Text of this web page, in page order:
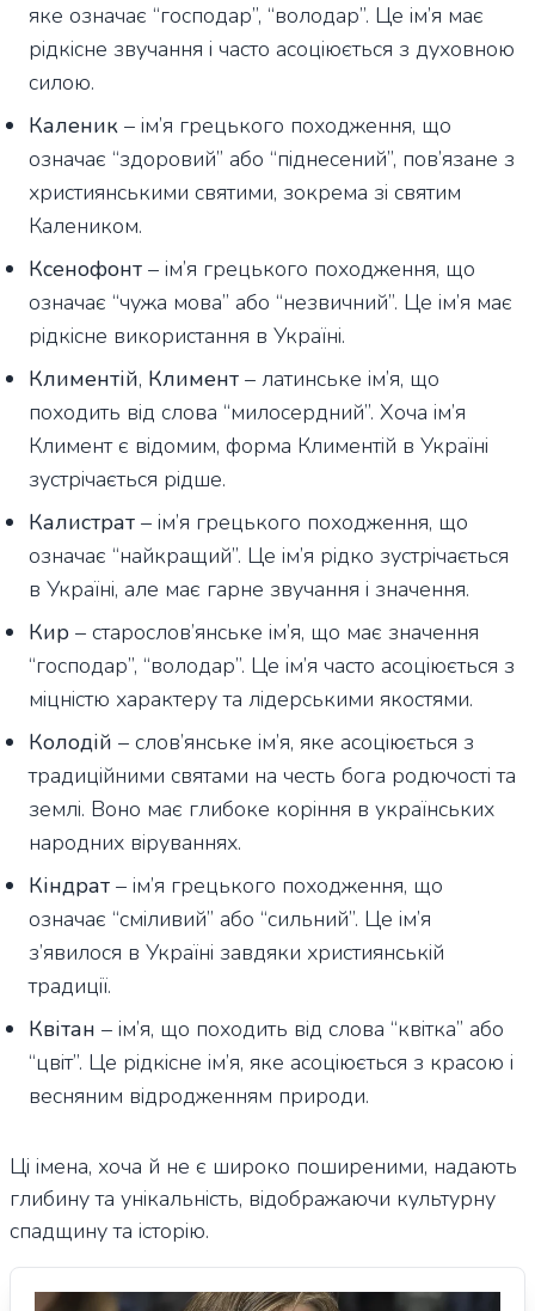
яке означає “господар”, “володар”. Це ім’я має
рідкісне звучання і часто асоціюється з духовною
силою.
Каленик – ім’я грецького походження, що
означає “здоровий” або “піднесений”, пов’язане з
християнськими святими, зокрема зі святим
Калеником.
Ксенофонт – ім’я грецького походження, що
означає “чужа мова” або “незвичний”. Це ім’я має
рідкісне використання в Україні.
Климентій, Климент – латинське ім’я, що
походить від слова “милосердний”. Хоча ім’я
Климент є відомим, форма Климентій в Україні
зустрічається рідше.
Калистрат – ім’я грецького походження, що
означає “найкращий”. Це ім’я рідко зустрічається
в Україні, але має гарне звучання і значення.
Кир – старослов’янське ім’я, що має значення
“господар”, “володар”. Це ім’я часто асоціюється з
міцністю характеру та лідерськими якостями.
Колодій – слов’янське ім’я, яке асоціюється з
традиційними святами на честь бога родючості та
землі. Воно має глибоке коріння в українських
народних віруваннях.
Кіндрат – ім’я грецького походження, що
означає “сміливий” або “сильний”. Це ім’я
з’явилося в Україні завдяки християнській
традиції.
Квітан – ім’я, що походить від слова “квітка” або
“цвіт”. Це рідкісне ім’я, яке асоціюється з красою і
весняним відродженням природи.
Ці імена, хоча й не є широко поширеними, надають
глибину та унікальність, відображаючи культурну
спадщину та історію.